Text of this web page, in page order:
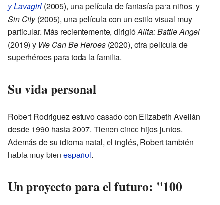
y Lavagirl (2005), una película de fantasía para niños, y
Sin City(2005), una película con un estilo visual muy
particular. Más recientemente, dirigióAlita: Battle Angel
(2019) y We Can Be Heroes (2020), otra película de
superhéroes para toda la familia.
Su vida personal
Robert Rodriguez estuvo casado con Elizabeth Avellán
desde 1990 hasta 2007. Tienen cinco hijos juntos.
Además de su idioma natal, el inglés, Robert también
habla muy bien español.
Un proyecto para el futuro: "100